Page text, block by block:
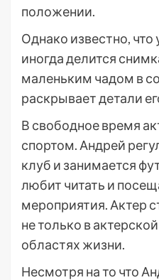
положении.
Однако известно,
иногда делится
маленьким чадом в
раскрывает детали
В свободное время
спортом. Андрей
клуб и занимается
любит читать и
мероприятия. Актер
не только в
областях жизни.
Несмотря на то что